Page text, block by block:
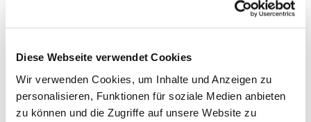
Diese Webseite verwendet Cookies
Wir verwenden Cookies, um Inhalte und Anzeigen zu
personalisieren, Funktionen für soziale Medien anbieten
zu können und die Zugriffe auf unsere Website zu